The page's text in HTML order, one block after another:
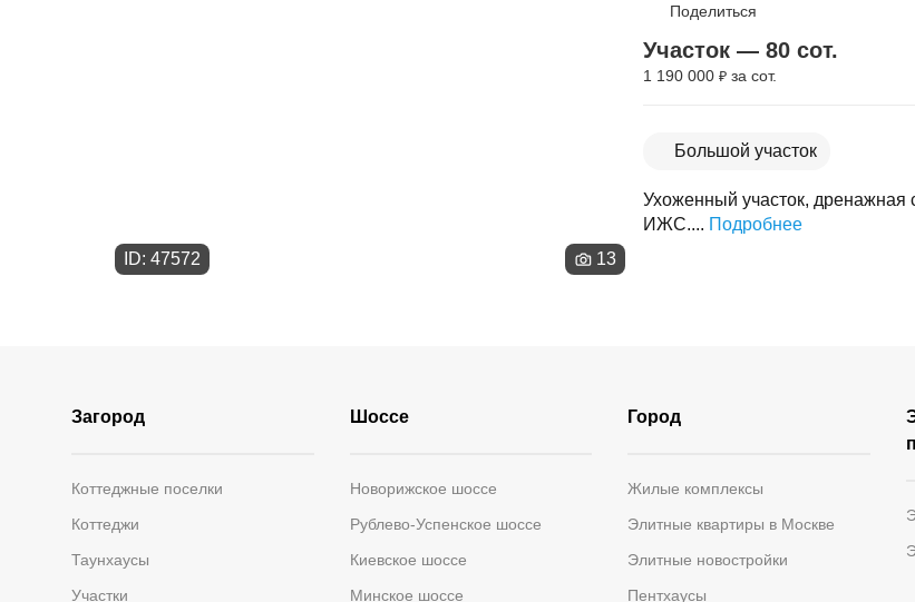
ID: 47572 13
Поделиться
Участок — 80 сот.
1 190 000 ₽ за сот.
Большой участок
Ухоженный участок, дренажная
ИЖС.... Подробнее
Загород
Коттеджные поселки
Коттеджи
Таунхаусы
Участки
Шоссе
Новорижское шоссе
Рублево-Успенское шоссе
Киевское шоссе
Минское шоссе
Город
Жилые комплексы
Элитные квартиры в Москве
Элитные новостройки
Пентхаусы